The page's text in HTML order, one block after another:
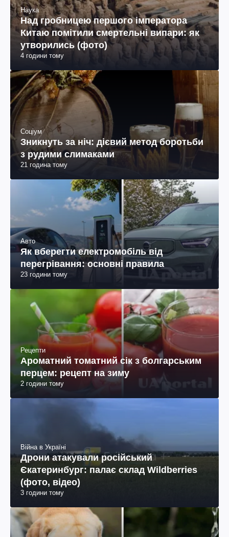
Наука
Над гробницею першого імператора
Китаю помітили смертельні випари: як
утворились (фото)
4 години тому
Соціум
Зникнуть за ніч: дієвий метод боротьби
з рудими слимаками
21 година тому
Авто
Як вберегти електромобіль від
перегрівання: основні правила
23 години тому
Рецепти
Ароматний томатний сік з болгарським
перцем: рецепт на зиму
2 години тому
Війна в Україні
Дрони атакували російський
Єкатеринбург: палає склад Wildberries
(фото, відео)
3 години тому